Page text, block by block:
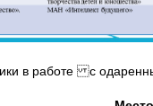
в работе с